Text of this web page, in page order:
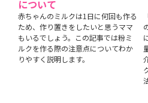
について
赤ちゃんのミルクは1日に何回も作る
ため、作り置きをしたいと思うママ
もいるでしょう。この記事では粉ミ
ルクを作る際の注意点についてわか
りやすく説明します。